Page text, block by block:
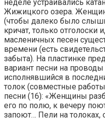
неделе устраивались
Жижицкого озера.
(чтобы далеко было
кричат, только отголоски
масленичных песен
времени (есть
забыта). На пластинке
вариант песни на
исполнявшийся в
толок (совместные
песни (16): «Женщины
его по полю, к вечеру
запоют… Пели на толоках,